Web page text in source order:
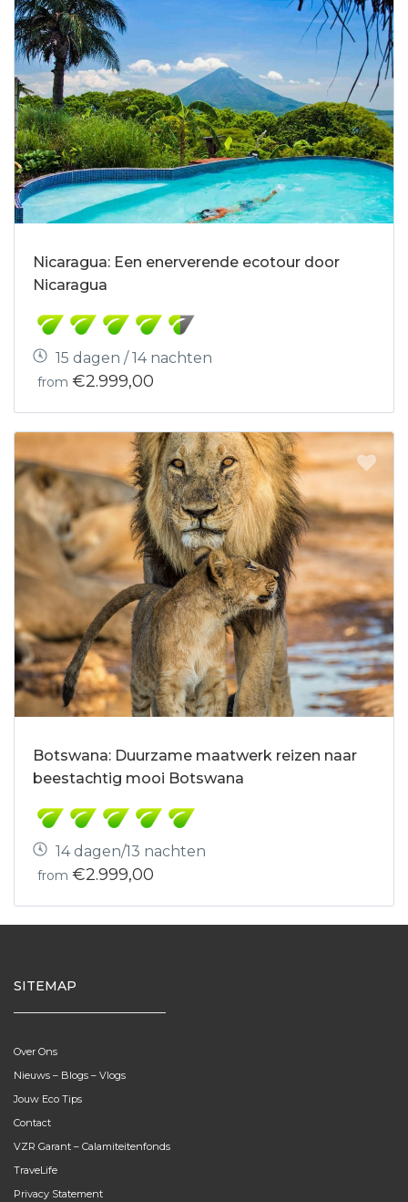
Nicaragua: Een enerverende ecotour door
Nicaragua
15 dagen / 14 nachten
from €2.999,00
Botswana: Duurzame maatwerk reizen naar
beestachtig mooi Botswana
14 dagen/13 nachten
from €2.999,00
SITEMAP
Over Ons
Nieuws – Blogs – Vlogs
Jouw Eco Tips
Contact
VZR Garant – Calamiteitenfonds
TraveLife
Privacy Statement